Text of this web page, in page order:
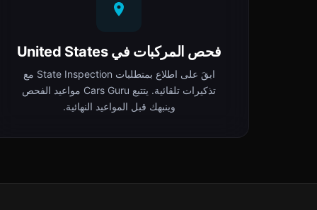
فحص المركبات في United States
ابقَ على اطلاع بمتطلبات State Inspection مع
تذكيرات تلقائية. يتتبع Cars Guru مواعيد الفحص
وينبهك قبل المواعيد النهائية.